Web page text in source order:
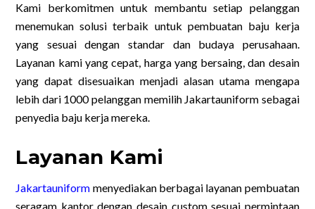
Kami berkomitmen untuk membantu setiap pelanggan
menemukan solusi terbaik untuk pembuatan baju kerja
yang sesuai dengan standar dan budaya perusahaan.
Layanan kami yang cepat, harga yang bersaing, dan desain
yang dapat disesuaikan menjadi alasan utama mengapa
lebih dari 1000 pelanggan memilih Jakartauniform sebagai
penyedia baju kerja mereka.
Layanan Kami
Jakartauniform menyediakan berbagai layanan pembuatan
seragam kantor dengan desain custom sesuai permintaan